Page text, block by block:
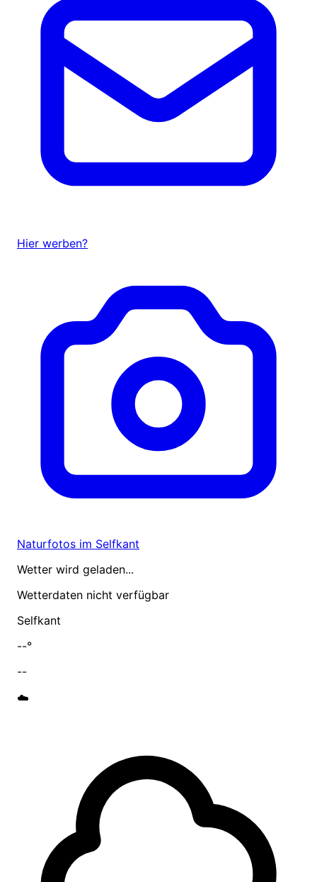
Hier werben?
Naturfotos im Selfkant
Wetter wird geladen...
Wetterdaten nicht verfügbar
Selfkant
--°
--
☁️